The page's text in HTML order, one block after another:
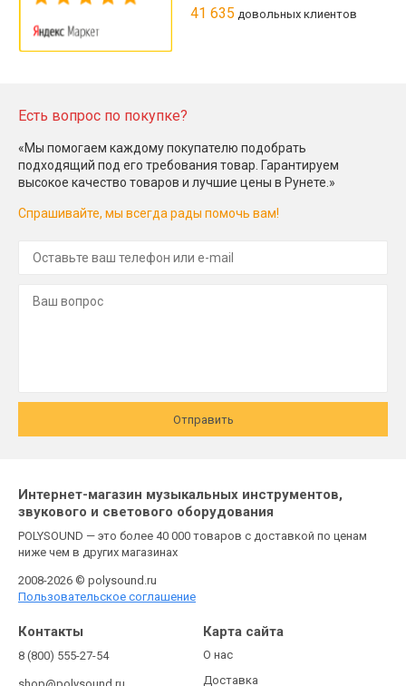
41 635 довольных клиентов
Есть вопрос по покупке?
«Мы помогаем каждому покупателю подобрать
подходящий под его требования товар. Гарантируем
высокое качество товаров и лучшие цены в Рунете.»
Спрашивайте, мы всегда рады помочь вам!
Отправить
Интернет-магазин музыкальных инструментов,
звукового и светового оборудования
POLYSOUND — это более 40 000 товаров с доставкой по ценам
ниже чем в других магазинах
2008-2026 © polysound.ru
Пользовательское соглашение
Контакты
8 (800) 555-27-54
Карта сайта
О нас
Доставка